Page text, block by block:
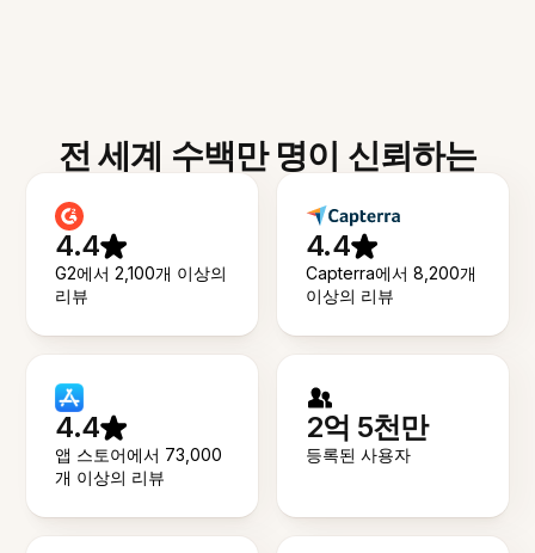
전 세계 수백만 명이 신뢰하는
4.4
G2에서 2,100개 이상의
리뷰
4.4
Capterra에서 8,200개
이상의 리뷰
4.4
앱 스토어에서 73,000
개 이상의 리뷰
2억 5천만
등록된 사용자